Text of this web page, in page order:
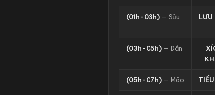
(01h-03h) — Sửu LƯU
(03h-05h) — Dần
(05h-07h) — Mão